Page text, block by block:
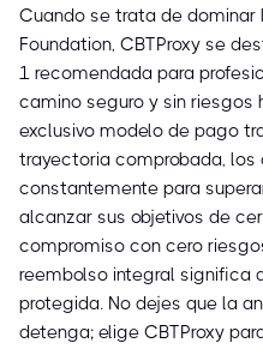
Cuando se trata de
Foundation, CBTProxy se
1 recomendada para
camino seguro y sin riesgos
exclusivo modelo de pago
trayectoria comprobada, los
constantemente para
alcanzar sus objetivos de
compromiso con cero
reembolso integral significa
protegida. No dejes que la
detenga; elige CBTProxy